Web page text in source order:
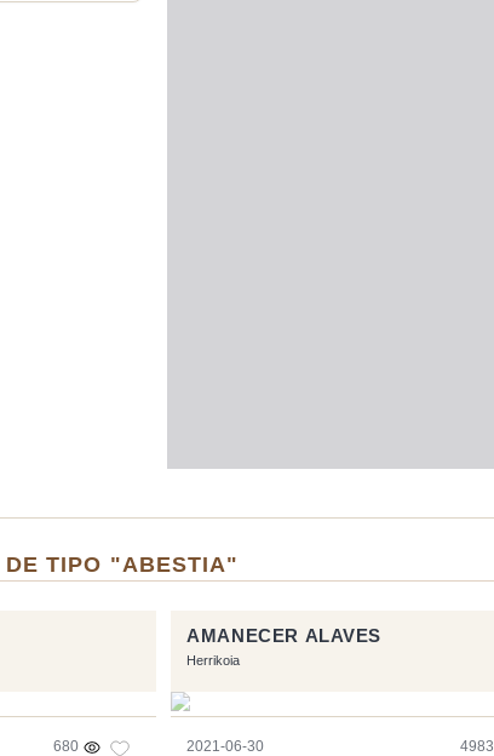
DE TIPO "ABESTIA"
680
AMANECER ALAVES
Herrikoia
2021-06-30 4983